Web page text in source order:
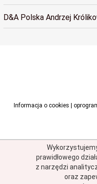
D&A Polska Andrzej
Informacja o cookies |
prawidłowego
z narzędzi
oraz